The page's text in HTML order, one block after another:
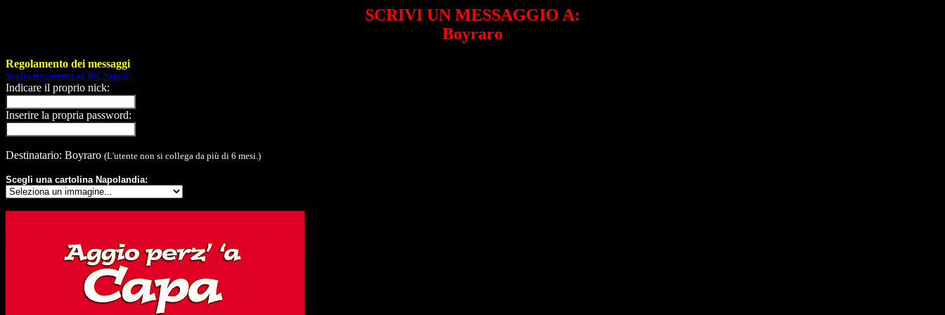
SCRIVI UN MESSAGGIO A:
Boyraro
Regolamento dei messaggi
Voglio registrarmi ad IRCNapoli!
Indicare il proprio nick:
Inserire la propria password:
Destinatario: Boyraro (L'utente non si collega da più di 6 mesi.)
Scegli una cartolina Napolandia: